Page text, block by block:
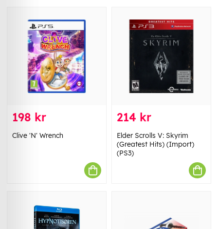
198 kr
Clive 'N' Wrench
214 kr
Elder Scrolls V: Skyrim
(Greatest Hits) (Import)
(PS3)